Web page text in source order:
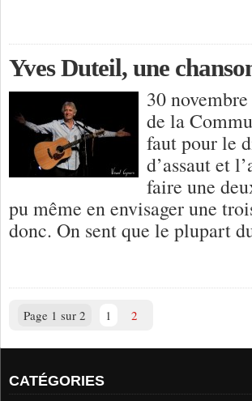
Yves Duteil, une
30
de la
faut pour le
d’assaut et
faire une
pu même en envisager une
donc. On sent que le plupart
Page 1 sur 2 1 2
CATÉGORIES